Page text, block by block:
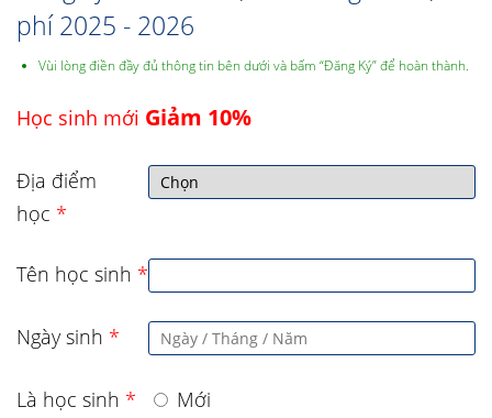
phí 2025 - 2026
Vùi lòng điền đầy đủ thông tin bên dưới và bấm “Đăng Ký” để hoàn thành.
Học sinh mới Giảm 10%
Địa điểm
học *
Tên học sinh *
Ngày sinh *
Là học sinh * Mới